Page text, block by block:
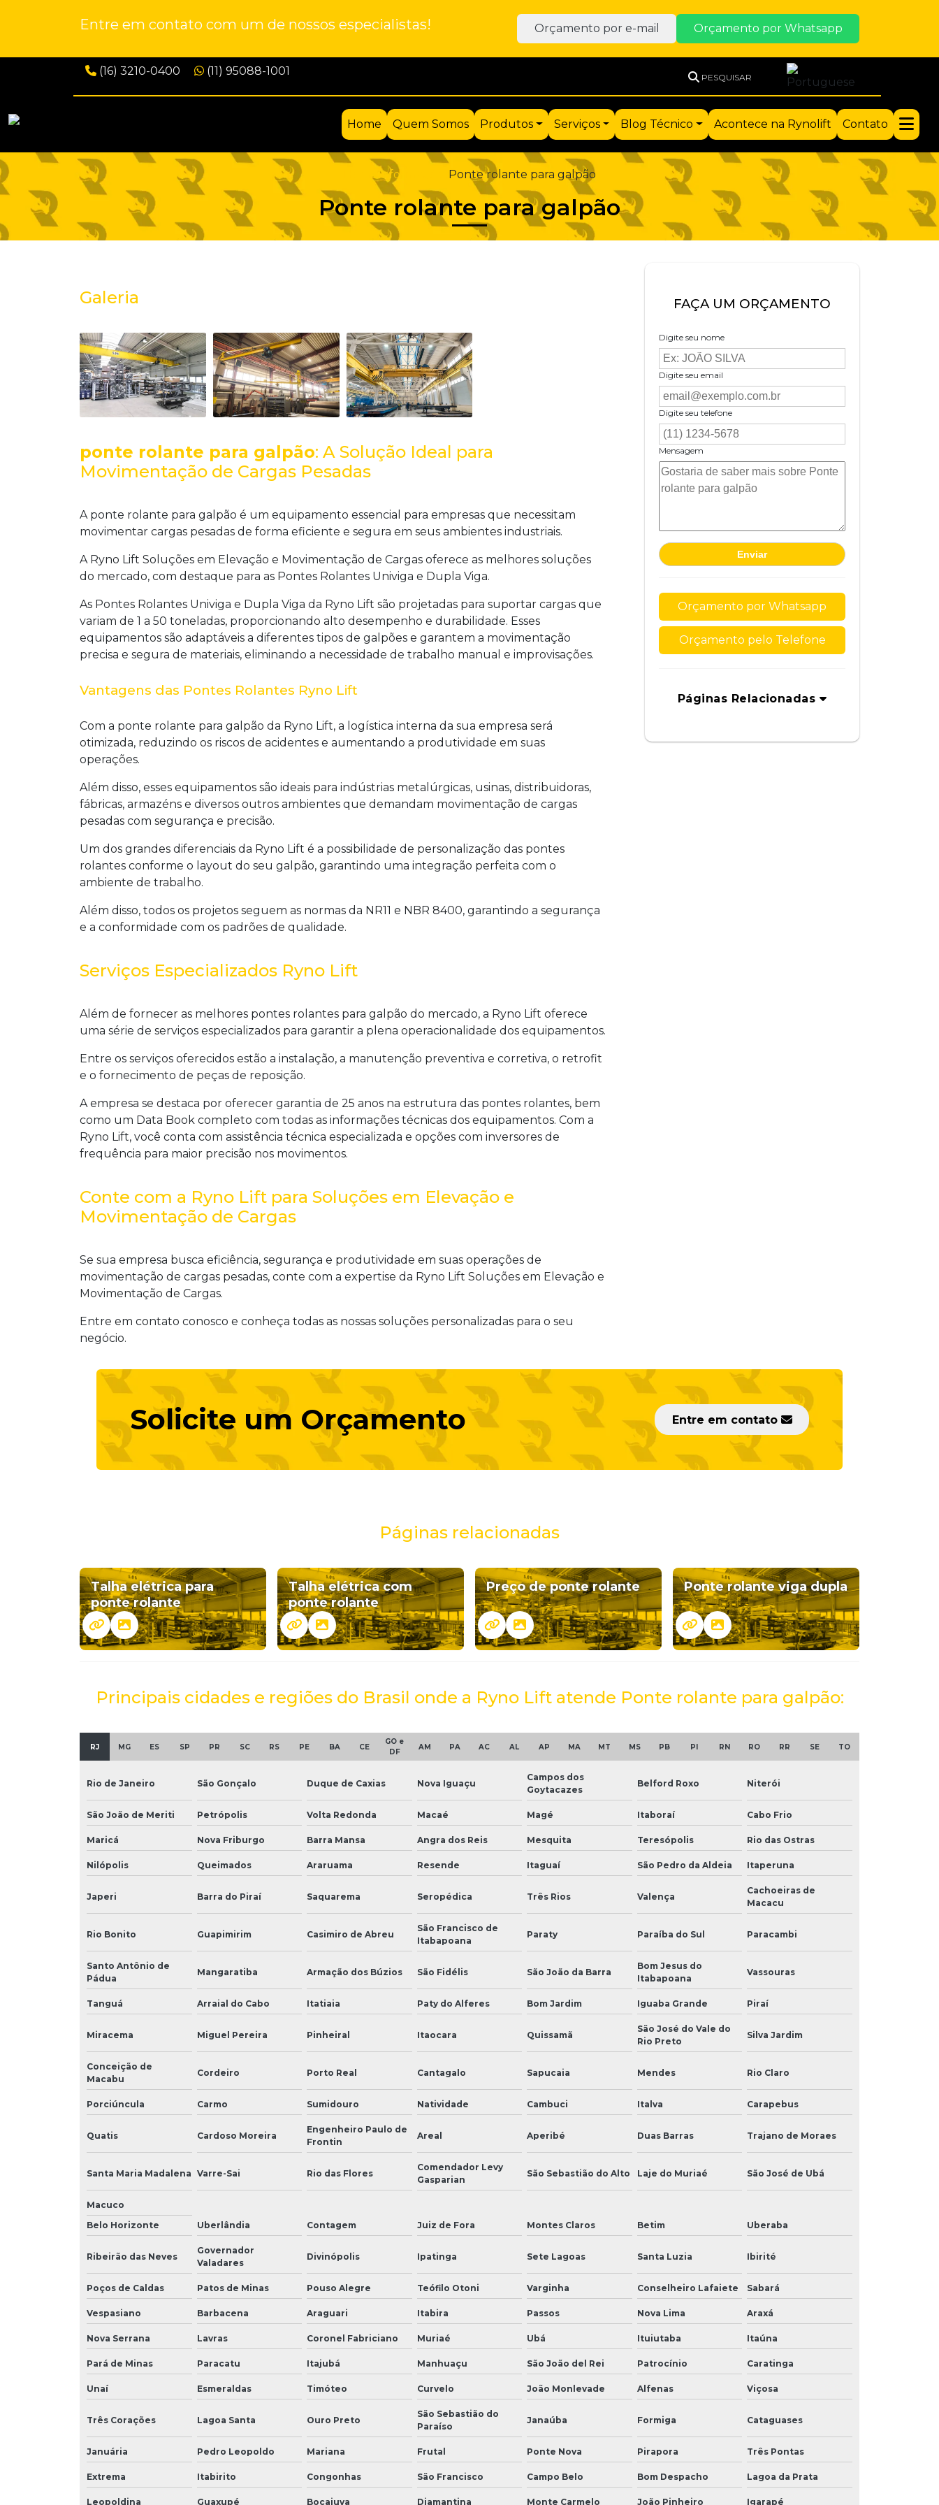
Entre em contato com um de nossos especialistas! Orçamento por e-mail Orçamento por Whatsapp
(16) 3210-0400 (11) 95088-1001 PESQUISAR
Home Quem Somos Produtos Serviços Blog Técnico Acontece na Rynolift Contato
Home Informações Ponte rolante para galpão
Ponte rolante para galpão
Galeria
ponte rolante para galpão: A Solução Ideal para
Movimentação de Cargas Pesadas
A ponte rolante para galpão é um equipamento essencial para empresas que necessitam
movimentar cargas pesadas de forma eficiente e segura em seus ambientes industriais.
A Ryno Lift Soluções em Elevação e Movimentação de Cargas oferece as melhores soluções
do mercado, com destaque para as Pontes Rolantes Univiga e Dupla Viga.
As Pontes Rolantes Univiga e Dupla Viga da Ryno Lift são projetadas para suportar cargas que
variam de 1 a 50 toneladas, proporcionando alto desempenho e durabilidade. Esses
equipamentos são adaptáveis a diferentes tipos de galpões e garantem a movimentação
precisa e segura de materiais, eliminando a necessidade de trabalho manual e improvisações.
Vantagens das Pontes Rolantes Ryno Lift
Com a ponte rolante para galpão da Ryno Lift, a logística interna da sua empresa será
otimizada, reduzindo os riscos de acidentes e aumentando a produtividade em suas
operações.
Além disso, esses equipamentos são ideais para indústrias metalúrgicas, usinas, distribuidoras,
fábricas, armazéns e diversos outros ambientes que demandam movimentação de cargas
pesadas com segurança e precisão.
Um dos grandes diferenciais da Ryno Lift é a possibilidade de personalização das pontes
rolantes conforme o layout do seu galpão, garantindo uma integração perfeita com o
ambiente de trabalho.
Além disso, todos os projetos seguem as normas da NR11 e NBR 8400, garantindo a segurança
e a conformidade com os padrões de qualidade.
Serviços Especializados Ryno Lift
Além de fornecer as melhores pontes rolantes para galpão do mercado, a Ryno Lift oferece
uma série de serviços especializados para garantir a plena operacionalidade dos equipamentos.
Entre os serviços oferecidos estão a instalação, a manutenção preventiva e corretiva, o retrofit
e o fornecimento de peças de reposição.
A empresa se destaca por oferecer garantia de 25 anos na estrutura das pontes rolantes, bem
como um Data Book completo com todas as informações técnicas dos equipamentos. Com a
Ryno Lift, você conta com assistência técnica especializada e opções com inversores de
frequência para maior precisão nos movimentos.
Conte com a Ryno Lift para Soluções em Elevação e
Movimentação de Cargas
Se sua empresa busca eficiência, segurança e produtividade em suas operações de
movimentação de cargas pesadas, conte com a expertise da Ryno Lift Soluções em Elevação e
Movimentação de Cargas.
Entre em contato conosco e conheça todas as nossas soluções personalizadas para o seu
negócio.
FAÇA UM ORÇAMENTO
Digite seu nome
Digite seu email
Digite seu telefone
Mensagem
Orçamento por Whatsapp
Orçamento pelo Telefone
Páginas Relacionadas
Solicite um Orçamento Entre em contato
Páginas relacionadas
Talha elétrica para
ponte rolante
Talha elétrica com
ponte rolante
Preço de ponte rolante Ponte rolante viga dupla
Principais cidades e regiões do Brasil onde a Ryno Lift atende Ponte rolante para galpão:
RJ MG ES SP PR SC RS PE BA CE
GO e
DF
AM PA AC AL AP MA MT MS PB PI RN RO RR SE TO
Rio de Janeiro São Gonçalo Duque de Caxias Nova Iguaçu
Campos dos
Goytacazes
Belford Roxo Niterói
São João de Meriti Petrópolis Volta Redonda Macaé Magé Itaboraí Cabo Frio
Maricá Nova Friburgo Barra Mansa Angra dos Reis Mesquita Teresópolis Rio das Ostras
Nilópolis Queimados Araruama Resende Itaguaí São Pedro da Aldeia Itaperuna
Japeri Barra do Piraí Saquarema Seropédica Três Rios Valença
Cachoeiras de
Macacu
Rio Bonito Guapimirim Casimiro de Abreu
São Francisco de
Itabapoana
Paraty Paraíba do Sul Paracambi
Santo Antônio de
Pádua
Mangaratiba Armação dos Búzios São Fidélis São João da Barra
Bom Jesus do
Itabapoana
Vassouras
Tanguá Arraial do Cabo Itatiaia Paty do Alferes Bom Jardim Iguaba Grande Piraí
Miracema Miguel Pereira Pinheiral Itaocara Quissamã
São José do Vale do
Rio Preto
Silva Jardim
Conceição de
Macabu
Cordeiro Porto Real Cantagalo Sapucaia Mendes Rio Claro
Porciúncula Carmo Sumidouro Natividade Cambuci Italva Carapebus
Quatis Cardoso Moreira
Engenheiro Paulo de
Frontin
Areal Aperibé Duas Barras Trajano de Moraes
Santa Maria Madalena Varre-Sai Rio das Flores
Comendador Levy
Gasparian
São Sebastião do Alto Laje do Muriaé São José de Ubá
Macuco
Belo Horizonte
Uberlândia Contagem Juiz de Fora Montes Claros Betim Uberaba
Ribeirão das Neves
Governador
Valadares
Divinópolis Ipatinga Sete Lagoas Santa Luzia Ibirité
Poços de Caldas Patos de Minas Pouso Alegre Teófilo Otoni Varginha Conselheiro Lafaiete Sabará
Vespasiano Barbacena Araguari Itabira Passos Nova Lima Araxá
Nova Serrana Lavras Coronel Fabriciano Muriaé Ubá Ituiutaba Itaúna
Pará de Minas Paracatu Itajubá Manhuaçu São João del Rei Patrocínio Caratinga
Unaí Esmeraldas Timóteo Curvelo João Monlevade Alfenas Viçosa
Três Corações Lagoa Santa Ouro Preto
São Sebastião do
Paraíso
Janaúba Formiga Cataguases
Januária Pedro Leopoldo Mariana Frutal Ponte Nova Pirapora Três Pontas
Extrema Itabirito Congonhas São Francisco Campo Belo Bom Despacho Lagoa da Prata
Leopoldina Guaxupé Bocaiuva Diamantina Monte Carmelo João Pinheiro Igarapé